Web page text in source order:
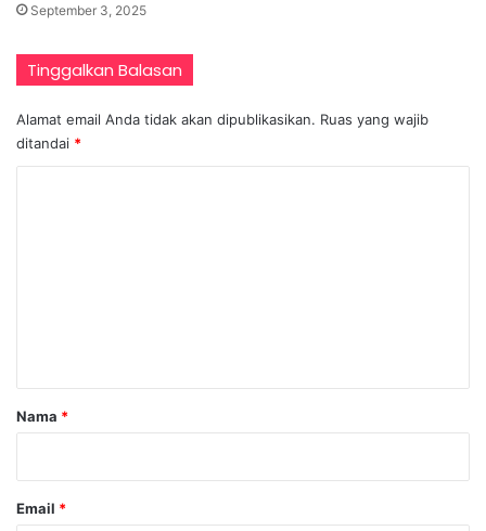
September 3, 2025
Tinggalkan Balasan
Alamat email Anda tidak akan dipublikasikan. Ruas yang wajib
ditandai *
r
Nama *
Email *